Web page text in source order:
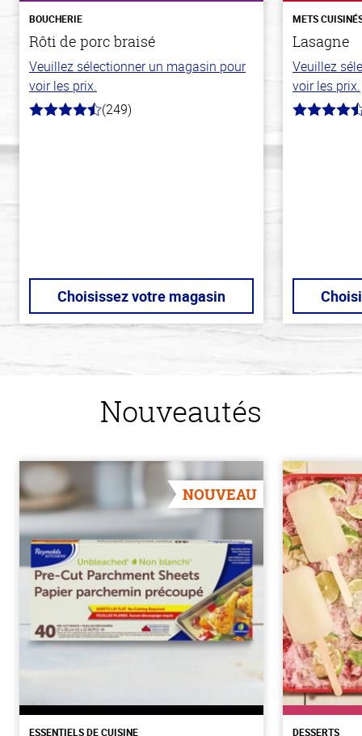
BOUCHERIE
Rôti de porc braisé
Veuillez sélectionner un magasin pour
voir les prix.
4.6
(249)
Choisissez votre magasin
METS
Lasagne
Veuillez
voir les prix.
4.1
Nouveautés
NOUVEAU
ESSENTIELS DE CUISINE DESSERTS